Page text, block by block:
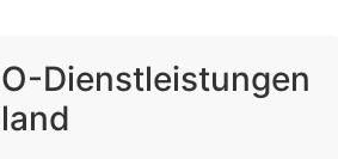
Dienstleistungen